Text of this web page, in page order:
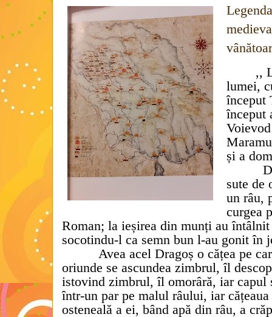
,,
lumei,
început
început
și a
sute de
un râu,
curgea
Roman; la ieșirea din munți au
socotindu-l ca semn bun l-au gonit în
Avea acel Dragoș o cățea pe
oriunde se ascundea zimbrul, îl
istovind zimbrul, îl omorâră, iar capul
într-un par pe malul râului, iar cățeaua
osteneală a ei, bând apă din râu, a